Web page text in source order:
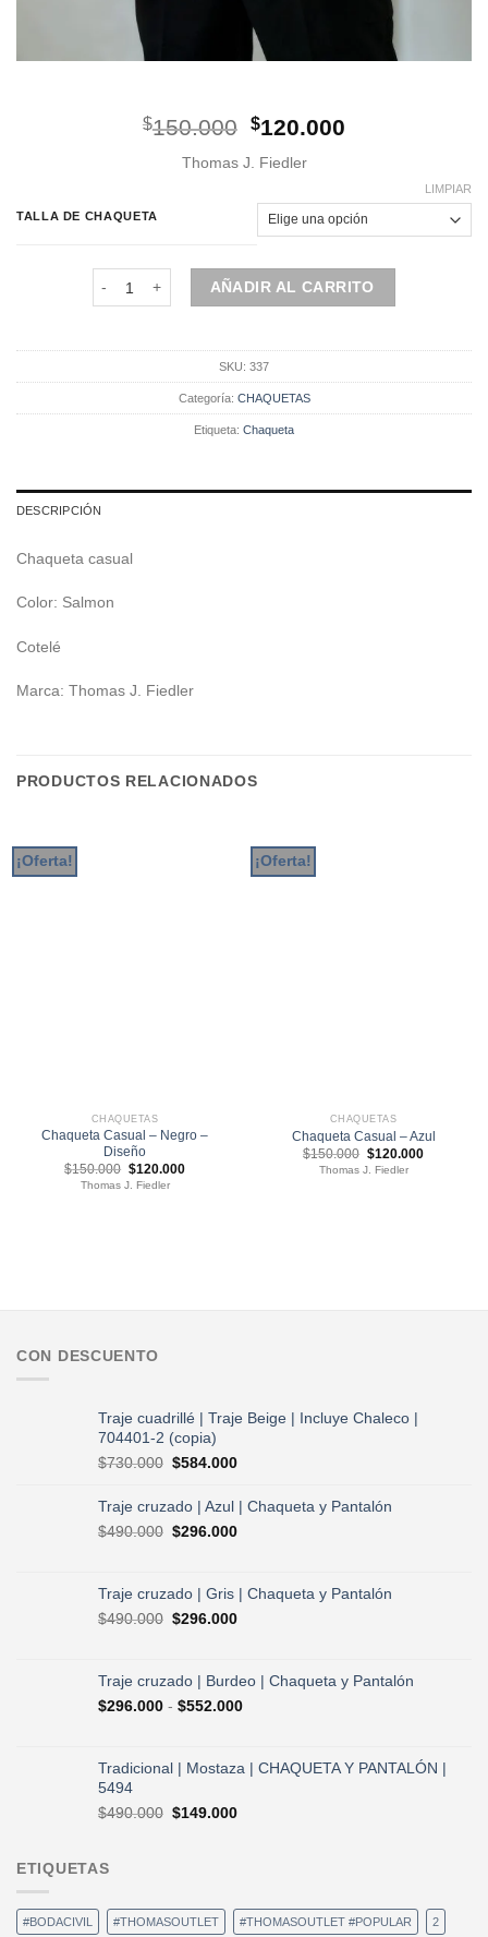
$150.000 El
original
$150.000.
$120.000
$120.000.
Thomas J. Fiedler
TALLA DE CHAQUETA
LIMPIAR
Chaqueta Cotelé - Salmon cantidad
AÑADIR AL CARRITO
SKU: 337
Categoría: CHAQUETAS
Etiqueta: Chaqueta
DESCRIPCIÓN
Chaqueta casual
Color: Salmon
Cotelé
Marca: Thomas J. Fiedler
PRODUCTOS RELACIONADOS
¡Oferta!
CHAQUETAS
Chaqueta Casual – Negro –
Diseño
$150.000 El
precio
original
$120.000El
Thomas J. Fiedler
¡Oferta!
CHAQUETAS
Chaqueta Casual – Azul
$150.000 El
precio
original
$120.000El
Thomas J. Fiedler
CON DESCUENTO
Traje cuadrillé | Traje Beige | Incluye Chaleco |
704401-2 (copia)
$730.000 El
original
era:
$730.000.
$584.000El
actual
es:
$584.000.
Traje cruzado | Azul | Chaqueta y Pantalón
$490.000 El
era:
$490.000.
$296.000El
es:
$296.000.
Traje cruzado | Gris | Chaqueta y Pantalón
$490.000 El
era:
$490.000.
$296.000El
es:
$296.000.
Traje cruzado | Burdeo | Chaqueta y Pantalón
$296.000 - $552.000Rango
desde
$296.000
Tradicional | Mostaza | CHAQUETA Y PANTALÓN |
5494
$490.000 El
$149.000El
ETIQUETAS
#BODACIVIL #THOMASOUTLET #THOMASOUTLET #POPULAR 2